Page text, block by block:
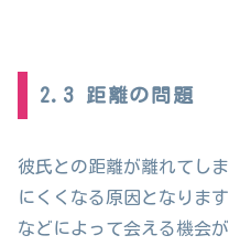
2.3 距離の問題
彼氏との距離が離れてし
にくくなる原因となりま
などによって会える機会